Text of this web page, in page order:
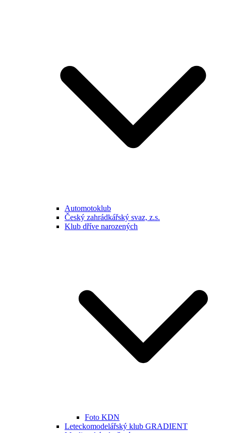
Automotoklub
Český zahrádkářský svaz, z.s.
Klub dříve narozených
Foto KDN
Leteckomodelářský klub GRADIENT